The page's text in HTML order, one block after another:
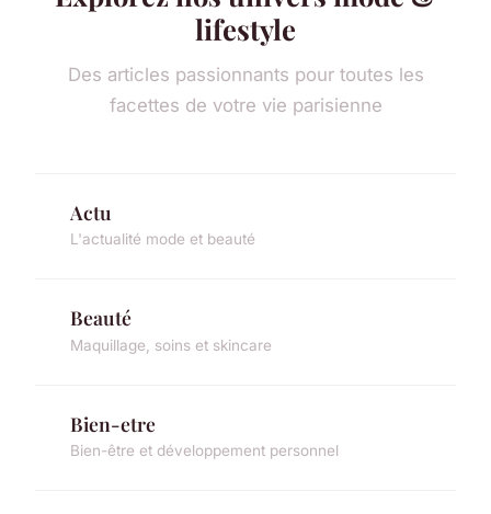
lifestyle
Des articles passionnants pour toutes les
facettes de votre vie parisienne
Actu
L'actualité mode et beauté
Beauté
Maquillage, soins et skincare
Bien-etre
Bien-être et développement personnel